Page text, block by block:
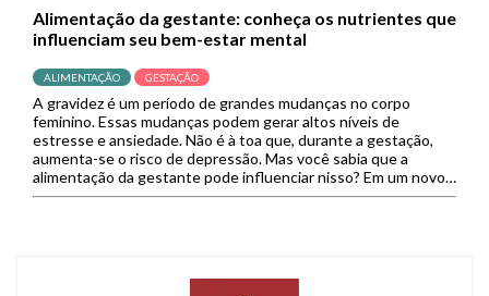
Alimentação da gestante: conheça os nutrientes que
influenciam seu bem-estar mental
ALIMENTAÇÃO GESTAÇÃO
A gravidez é um período de grandes mudanças no corpo
feminino. Essas mudanças podem gerar altos níveis de
estresse e ansiedade. Não é à toa que, durante a gestação,
aumenta-se o risco de depressão. Mas você sabia que a
alimentação da gestante pode influenciar nisso? Em um novo
estudo com mais de 1.500 mulheres grávidas, […]